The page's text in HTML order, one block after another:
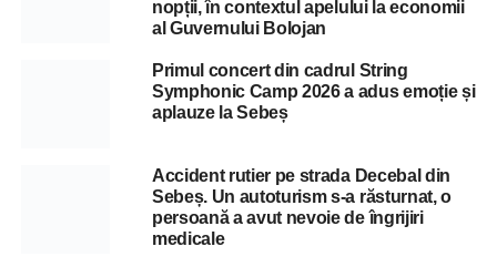
nopții, în contextul apelului la economii
al Guvernului Bolojan
Primul concert din cadrul String
Symphonic Camp 2026 a adus emoție și
aplauze la Sebeș
Accident rutier pe strada Decebal din
Sebeș. Un autoturism s-a răsturnat, o
persoană a avut nevoie de îngrijiri
medicale